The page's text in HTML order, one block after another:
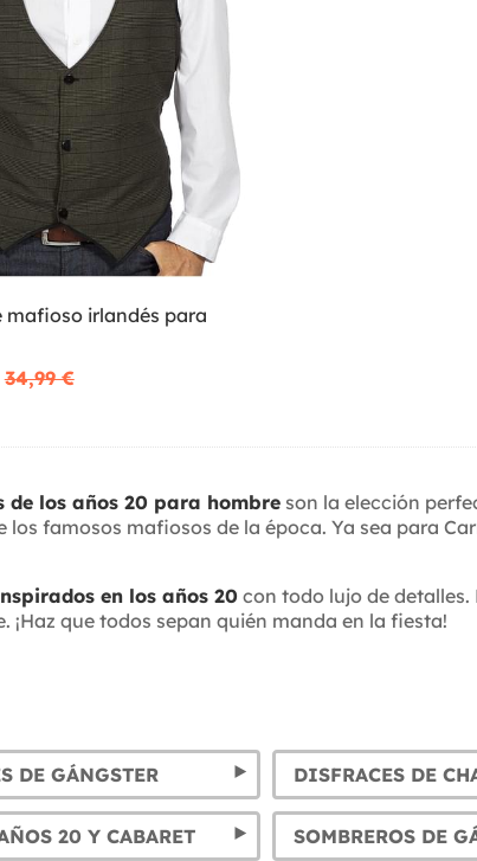
mafioso irlandés para
34,99 €
de los años 20 para hombre son la elección
famosos mafiosos de la época. Ya sea para
en los años 20con todo lujo de
que todos sepan quién manda en la fiesta!
DE GÁNGSTER
20 Y CABARET